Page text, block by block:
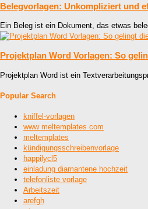
Belegvorlagen: Unkompliziert und
Ein Beleg ist ein Dokument, das etwas
Projektplan Word Vorlagen: So gelin
Projektplan Word ist ein
Popular Search
kniffel-vorlagen
www meltemplates com
meltemplates
kündigungsschreibenvorlage
happilycl5
einladung diamantene hochzeit
telefonliste vorlage
Arbeitszeit
arefgh